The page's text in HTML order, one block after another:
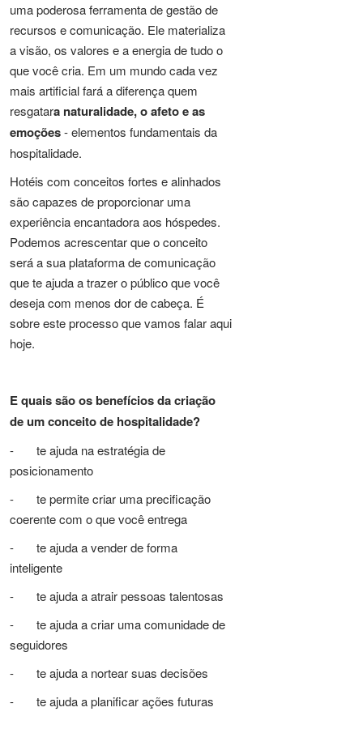
uma poderosa ferramenta de gestão de
recursos e comunicação. Ele materializa
a visão, os valores e a energia de tudo o
que você cria. Em um mundo cada vez
mais artificial fará a diferença quem
resgatara naturalidade, o afeto e as
emoções- elementos fundamentais da
hospitalidade.
Hotéis com conceitos fortes e alinhados
são capazes de proporcionar uma
experiência encantadora aos hóspedes.
Podemos acrescentar que o conceito
será a sua plataforma de comunicação
que te ajuda a trazer o público que você
deseja com menos dor de cabeça. É
sobre este processo que vamos falar aqui
hoje.
E quais são os benefícios da criação
de um conceito de hospitalidade?
- te ajuda na estratégia de
posicionamento
- te permite criar uma precificação
coerente com o que você entrega
- te ajuda a vender de forma
inteligente
- te ajuda a atrair pessoas talentosas
- te ajuda a criar uma comunidade de
seguidores
- te ajuda a nortear suas decisões
- te ajuda a planificar ações futuras